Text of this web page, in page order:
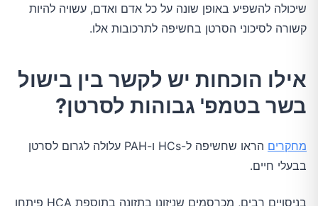
שיכולה להשפיע באופן שונה על כל אדם ואדם, עשויה להיות
קשורה לסיכוני הסרטן בחשיפה לתרכובות אלו.
אילו הוכחות יש לקשר בין בישול
בשר בטמפ' גבוהות לסרטן?
מחקרים
הראו שחשיפה ל-HCs ו-PAH עלולה לגרום לסרטן
בבעלי חיים.
בניסויים רבים, מכרסמים שניזונו בתזונה בתוספת HCA פיתחו